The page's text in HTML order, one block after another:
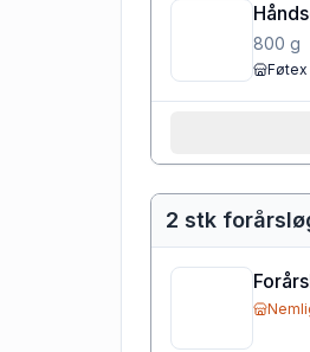
800 g
Føtex
2 stk